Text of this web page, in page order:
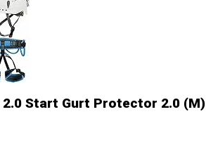
Start Gurt Protector 2.0 (M)